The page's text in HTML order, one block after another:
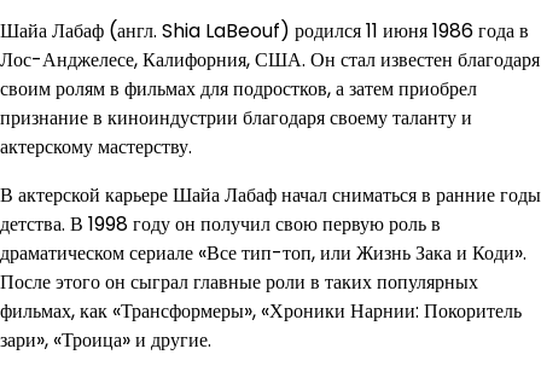
Шайа Лабаф (англ. Shia LaBeouf) родился 11 июня 1986 года в
Лос-Анджелесе, Калифорния, США. Он стал известен благодаря
своим ролям в фильмах для подростков, а затем приобрел
признание в киноиндустрии благодаря своему таланту и
актерскому мастерству.
В актерской карьере Шайа Лабаф начал сниматься в ранние годы
детства. В 1998 году он получил свою первую роль в
драматическом сериале «Все тип-топ, или Жизнь Зака и Коди».
После этого он сыграл главные роли в таких популярных
фильмах, как «Трансформеры», «Хроники Нарнии: Покоритель
зари», «Троица» и другие.